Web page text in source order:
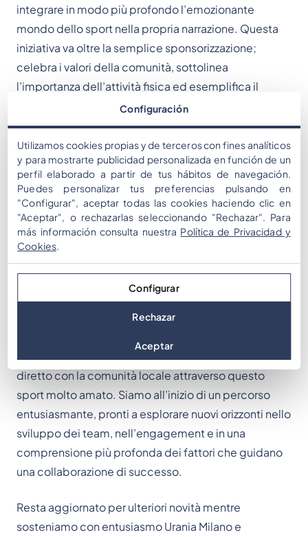
integrare in modo più profondo l’emozionante
mondo dello sport nella propria narrazione. Questa
iniziativa va oltre la semplice sponsorizzazione;
celebra i valori della comunità, sottolinea
l’importanza dell’attività fisica ed esemplifica il
nostro impegno nell’arricchire le dinamiche di team
in diversi ambiti.
Il potenziale che questa partnership sblocca è
basket e tattiche aziendali, e a un coinvolgimento più
diretto con la comunità locale attraverso questo
sport molto amato. Siamo all’inizio di un percorso
entusiasmante, pronti a esplorare nuovi orizzonti nello
sviluppo dei team, nell’engagement e in una
comprensione più profonda dei fattori che guidano
una collaborazione di successo.
Resta aggiornato per ulteriori novità mentre
sosteniamo con entusiasmo Urania Milano e
Configuración
Utilizamos cookies propias y de terceros con fines analíticos
y para mostrarte publicidad personalizada en función de un
perfil elaborado a partir de tus hábitos de navegación.
Puedes personalizar tus preferencias pulsando en
"Configurar", aceptar todas las cookies haciendo clic en
"Aceptar", o rechazarlas seleccionando "Rechazar". Para
más información consulta nuestra Política de Privacidad y
Cookies.
Configurar
Rechazar
Aceptar